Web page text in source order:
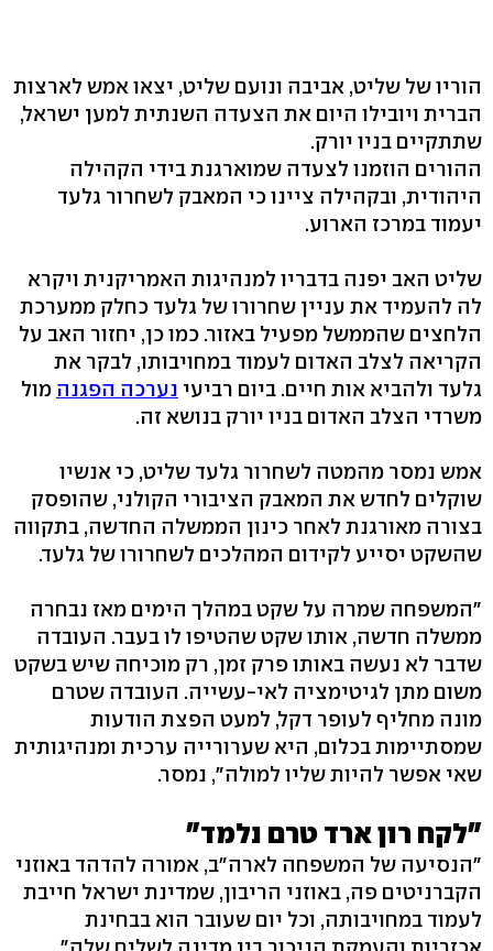
הוריו של שליט, אביבה ונועם שליט, יצאו אמש לארצות
הברית ויובילו היום את הצעדה השנתית למען ישראל,
שתתקיים בניו יורק.
ההורים הוזמנו לצעדה שמוארגנת בידי הקהילה
היהודית, ובקהילה ציינו כי המאבק לשחרור גלעד
יעמוד במרכז הארוע.
שליט האב יפנה בדבריו למנהיגות האמריקנית ויקרא
לה להעמיד את עניין שחרורו של גלעד כחלק ממערכת
הלחצים שהממשל מפעיל באזור. כמו כן, יחזור האב על
הקריאה לצלב האדום לעמוד במחויבותו, לבקר את
גלעד ולהביא אות חיים. ביום רביעי נערכה הפגנה מול
משרדי הצלב האדום בניו יורק בנושא זה.
אמש נמסר מהמטה לשחרור גלעד שליט, כי אנשיו
שוקלים לחדש את המאבק הציבורי הקולני, שהופסק
בצורה מאורגנת לאחר כינון הממשלה החדשה, בתקווה
שהשקט יסייע לקידום המהלכים לשחרורו של גלעד.
"המשפחה שמרה על שקט במהלך הימים מאז נבחרה
ממשלה חדשה, אותו שקט שהטיפו לו בעבר. העובדה
שדבר לא נעשה באותו פרק זמן, רק מוכיחה שיש בשקט
משום מתן לגיטימציה לאי-עשייה. העובדה שטרם
מונה מחליף לעופר דקל, למעט הפצת הודעות
שמסתיימות בכלום, היא שערורייה ערכית ומנהיגותית
שאי אפשר להיות שליו למולה", נמסר.
"לקח רון ארד טרם נלמד"
"הנסיעה של המשפחה לארה"ב, אמורה להדהד באוזני
הקברניטים פה, באוזני הריבון, שמדינת ישראל חייבת
לעמוד במחויבותה, וכל יום שעובר הוא בבחינת